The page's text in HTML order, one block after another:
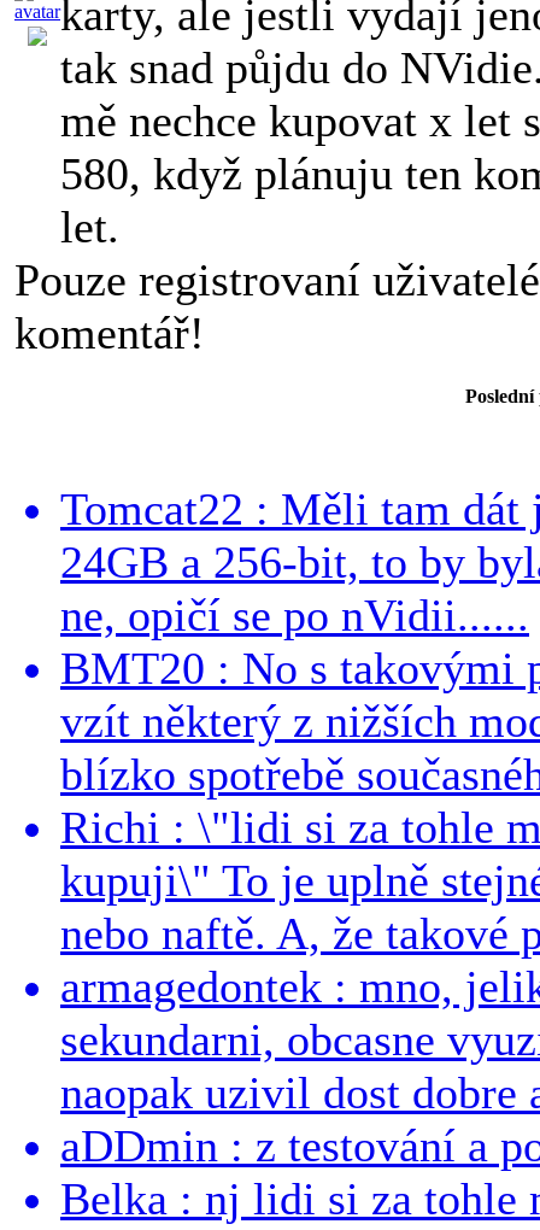
karty, ale jestli vydají
tak snad půjdu do
mě nechce kupovat x let
580, když plánuju ten
let.
Pouze registrovaní
komentář!
Tomcat22 : Měli tam dát
24GB a 256-bit, to by
ne, opičí se po nVidii......
BMT20 : No s takovými
vzít některý z nižších
blízko spotřebě
Richi : \"lidi si za tohle
kupuji\" To je uplně
nebo naftě. A, že takové
armagedontek : mno,
sekundarni, obcasne
naopak uzivil dost dobre
aDDmin : z testování a
Belka : nj lidi si za tohle